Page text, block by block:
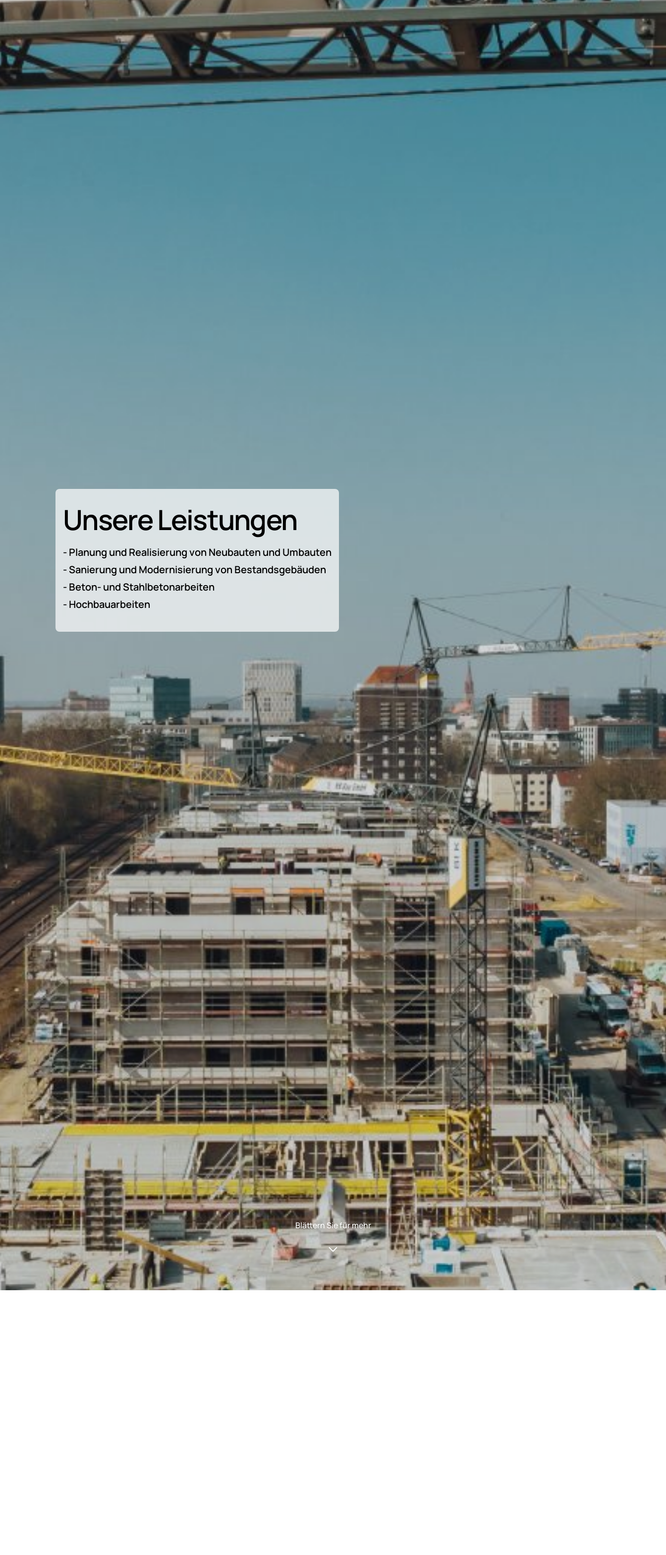
Unsere Leistungen
- Planung und Realisierung von Neubauten und Umbauten
- Sanierung und Modernisierung von Bestandsgebäuden
- Beton- und Stahlbetonarbeiten
- Hochbauarbeiten
Blättern Sie für mehr